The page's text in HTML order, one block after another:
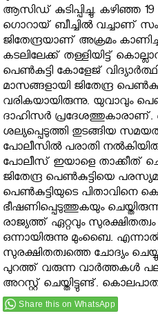
ആസിഡ് കുടിപ്പിച്ചു. കഴിഞ്ഞ
ഗൊറായ് ബീച്ചില്‍ വച്ചാണ്
ജിതേന്ദ്രയാണ് അക്രമം
കടലിലേക്ക് തള്ളിയിട്ട്
പെണ്‍കുട്ടി കോളേജ്
മാസങ്ങളായി ജിതേന്ദ്ര
വരികയായിരുന്നു. യുവാവും
ദാഹിസര്‍
ശല്യപ്പെടുത്തി തുടങ്ങിയ
പോലീസില്‍ പരാതി
പോലീസ് ഇയാളെ താക്കീത്
ജിതേന്ദ്ര പെണ്‍കുട്ടിയെ
പെണ്‍കുട്ടിയുടെ പിതാവിനെ
ഭീഷണിപ്പെടുത്തുകയും
രാജ്യത്ത് ഏറ്റവും
ഒന്നായിരുന്നു മുംബൈ.
സുരക്ഷിതത്വത്തെ ചോദ്യം
പുറത്ത് വരുന്ന വാര്‍ത്തകള്‍
അറസ്റ്റ് ചെയ്തിട്ടുണ്ട്.
Share this on WhatsApp